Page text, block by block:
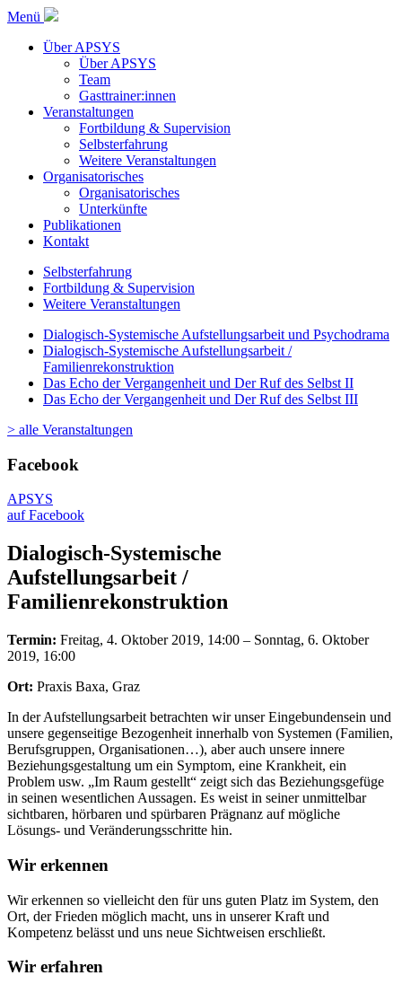
Menü
Über APSYS
Über APSYS
Team
Gasttrainer:innen
Veranstaltungen
Fortbildung & Supervision
Selbsterfahrung
Weitere Veranstaltungen
Organisatorisches
Organisatorisches
Unterkünfte
Publikationen
Kontakt
Selbsterfahrung
Fortbildung & Supervision
Weitere Veranstaltungen
Dialogisch-Systemische Aufstellungsarbeit und Psychodrama
Dialogisch-Systemische Aufstellungsarbeit /
Familienrekonstruktion
Das Echo der Vergangenheit und Der Ruf des Selbst II
Das Echo der Vergangenheit und Der Ruf des Selbst III
> alle Veranstaltungen
Facebook
APSYS
auf Facebook
Dialogisch-Systemische
Aufstellungsarbeit /
Familienrekonstruktion
Termin: Freitag, 4. Oktober 2019, 14:00 – Sonntag, 6. Oktober
2019, 16:00
Ort: Praxis Baxa, Graz
In der Aufstellungsarbeit betrachten wir unser Eingebundensein und
unsere gegenseitige Bezogenheit innerhalb von Systemen (Familien,
Berufsgruppen, Organisationen…), aber auch unsere innere
Beziehungsgestaltung um ein Symptom, eine Krankheit, ein
Problem usw. „Im Raum gestellt“ zeigt sich das Beziehungsgefüge
in seinen wesentlichen Aussagen. Es weist in seiner unmittelbar
sichtbaren, hörbaren und spürbaren Prägnanz auf mögliche
Lösungs- und Veränderungsschritte hin.
Wir erkennen
Wir erkennen so vielleicht den für uns guten Platz im System, den
Ort, der Frieden möglich macht, uns in unserer Kraft und
Kompetenz belässt und uns neue Sichtweisen erschließt.
Wir erfahren